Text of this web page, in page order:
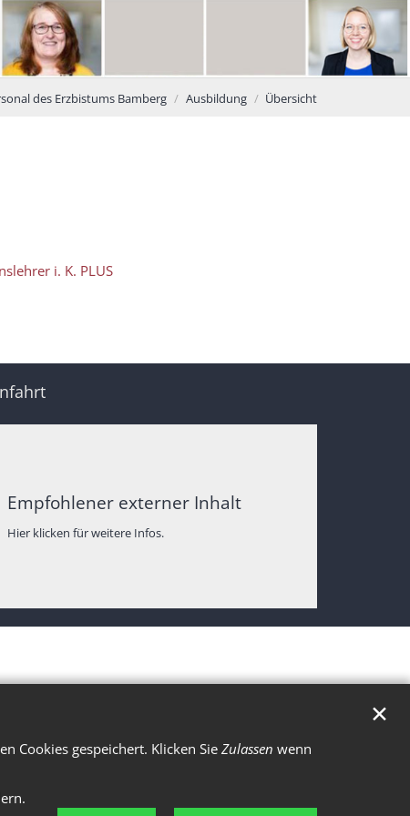
Cookies gespeichert. Klicken Sie Zulassen wenn
✕
des Erzbistums Bamberg Ausbildung Übersicht
i. K. PLUS
Empfohlener externer Inhalt
Hier klicken für weitere Infos.